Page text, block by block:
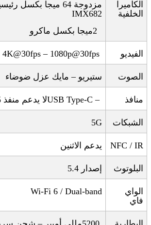
الكاميرا
الخلفية
مزدوجة 64 ميجا بكسل رئيسية
IMX682
2ميجا بكسل ماكرو
الفيديو 4K@30fps – 1080p@30fps
الصوت ستيريو – مايك عزل ضوضاء
منافذ USB Type-C –لا يدعم منفذ 3.5 ملم
الشبكات 5G
NFC / IR يدعم الاثنين
البلوتوث إصدار 5.4
الواي
فاي
Wi-Fi 6 / Dual-band